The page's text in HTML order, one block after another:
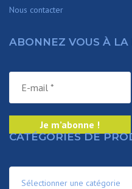
Nous contacter
ABONNEZ VOUS À LA
CATÉGORIES DE
Sélectionner une catégorie